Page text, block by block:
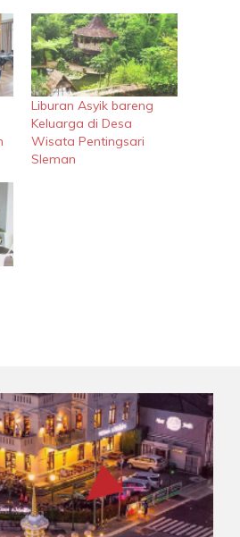
Liburan Asyik bareng
Keluarga di Desa
Wisata Pentingsari
Sleman